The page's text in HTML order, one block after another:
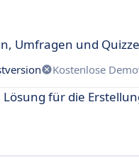
Umfragen und
Kostenlose
für die